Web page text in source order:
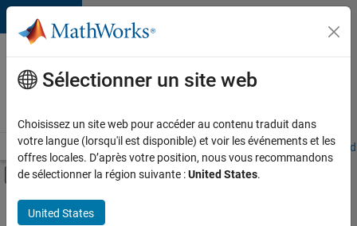
Passer au contenu
Votre
carrière
chez
Accueil Explorer nos opportunités Adresses de nos bureaux
Activer/désactiver l'affichage du menu
Contenu principal
FILTRER PAR
Applications et outils commerciaux
Sélectionner un site web
Choisissez un site web pour accéder au contenu traduit dans
votre langue (lorsqu'il est disponible) et voir les événements et les
offres locales. D’après votre position, nous vous recommandons
de sélectionner la région suivante :United States.
United States